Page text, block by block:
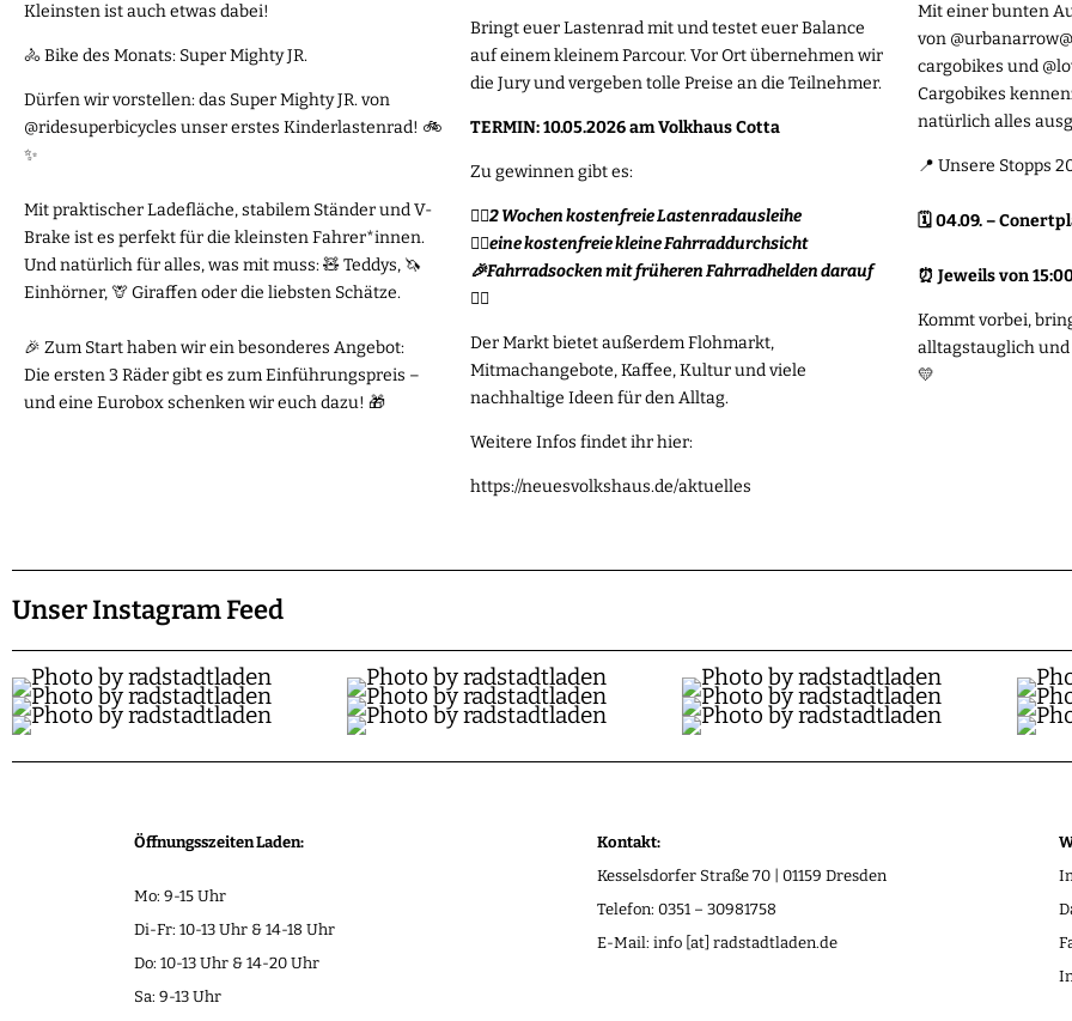
Kleinsten ist auch etwas dabei!
🚴 Bike des Monats: Super Mighty JR.
Dürfen wir vorstellen: das Super Mighty JR. von
@ridesuperbicycles unser erstes Kinderlastenrad! 🚲
✨
Mit praktischer Ladefläche, stabilem Ständer und V-
Brake ist es perfekt für die kleinsten Fahrer*innen.
Und natürlich für alles, was mit muss: 🧸 Teddys, 🦄
Einhörner, 🦒 Giraffen oder die liebsten Schätze.
🎉 Zum Start haben wir ein besonderes Angebot:
Die ersten 3 Räder gibt es zum Einführungspreis –
und eine Eurobox schenken wir euch dazu! 🎁
Bringt euer Lastenrad mit und testet euer Balance
auf einem kleinem Parcour. Vor Ort übernehmen wir
die Jury und vergeben tolle Preise an die Teilnehmer.
TERMIN: 10.05.2026 am Volkhaus Cotta
Zu gewinnen gibt es:
🚴‍♀️2 Wochen kostenfreie Lastenradausleihe
🚴‍♀️eine kostenfreie kleine Fahrraddurchsicht
🎉Fahrradsocken mit früheren Fahrradhelden darauf
🚴‍♀️
Der Markt bietet außerdem Flohmarkt,
Mitmachangebote, Kaffee, Kultur und viele
nachhaltige Ideen für den Alltag.
Weitere Infos findet ihr hier:
https://neuesvolkshaus.de/aktuelles
Mit einer bunten
von @urbanarrow
cargobikes und
Cargobikes
natürlich alles
📍 Unsere Stopps
🗓️ 04.09. –
⏰ Jeweils von
Kommt vorbei,
alltagstauglich
💛
Unser Instagram Feed
Öffnungsszeiten Laden:
Mo: 9-15 Uhr
Di-Fr: 10-13 Uhr & 14-18 Uhr
Do: 10-13 Uhr & 14-20 Uhr
Sa: 9-13 Uhr
Kontakt:
Kesselsdorfer Straße 70 | 01159 Dresden
Telefon: 0351 – 30981758
E-Mail: info [at] radstadtladen.de